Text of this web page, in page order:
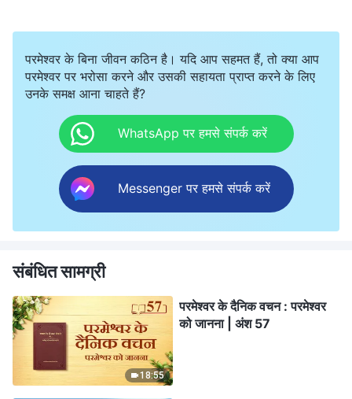
परमेश्वर के बिना जीवन कठिन है। यदि आप सहमत हैं, तो क्या आप
परमेश्वर पर भरोसा करने और उसकी सहायता प्राप्त करने के लिए
उनके समक्ष आना चाहते हैं?
WhatsApp पर हमसे संपर्क करें
Messenger पर हमसे संपर्क करें
संबंधित सामग्री
18:55
परमेश्वर के दैनिक वचन : परमेश्वर
को जानना | अंश 57